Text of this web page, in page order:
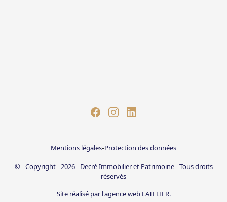
© - Copyright - 2026 - Decré Immobilier et Patrimoine - Tous droits
réservés
Mentions légales-Protection des données
Site réalisé par l'agence web LATELIER.